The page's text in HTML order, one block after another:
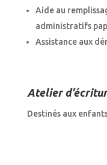
Aide au
administratifs
Assistance aux
Atelier
Destinés aux